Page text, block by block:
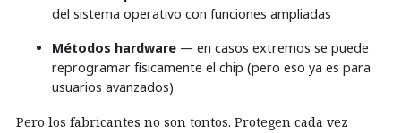
del sistema operativo con funciones ampliadas
Métodos hardware — en casos extremos se puede
reprogramar físicamente el chip (pero eso ya es para
usuarios avanzados)
Pero los fabricantes no son tontos. Protegen cada vez